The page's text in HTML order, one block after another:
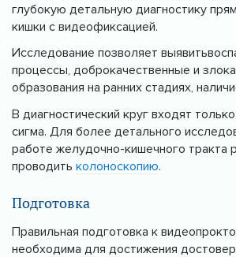
глубокую детальную диагностику
кишки с видеофиксацией.
Исследование позволяет
процессы, доброкачественные и
образования на ранних стадиях,
В диагностический круг входят
сигма. Для более детального
работе желудочно-кишечного тракта
проводить колоноскопию.
Подготовка
Правильная подготовка к
необходима для достижения